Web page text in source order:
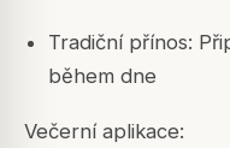
Tradiční přínos:
během dne
Večerní aplikace: